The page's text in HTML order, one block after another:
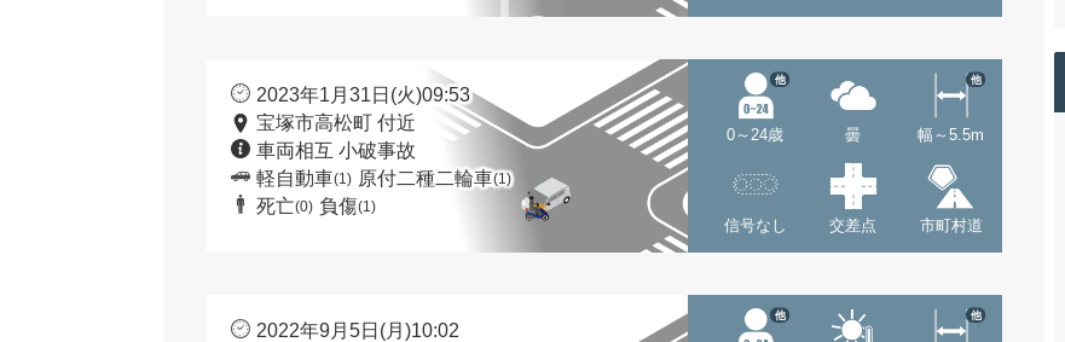
2023年1月31日(火)09:53
宝塚市高松町 付近
車両相互 小破事故
軽自動車(1) 原付二種二輪車(1)
死亡(0) 負傷(1)
0～24歳
他
曇 幅～5.5m
他
信号なし 交差点 市町村道
2022年9月5日(月)10:02
他 他